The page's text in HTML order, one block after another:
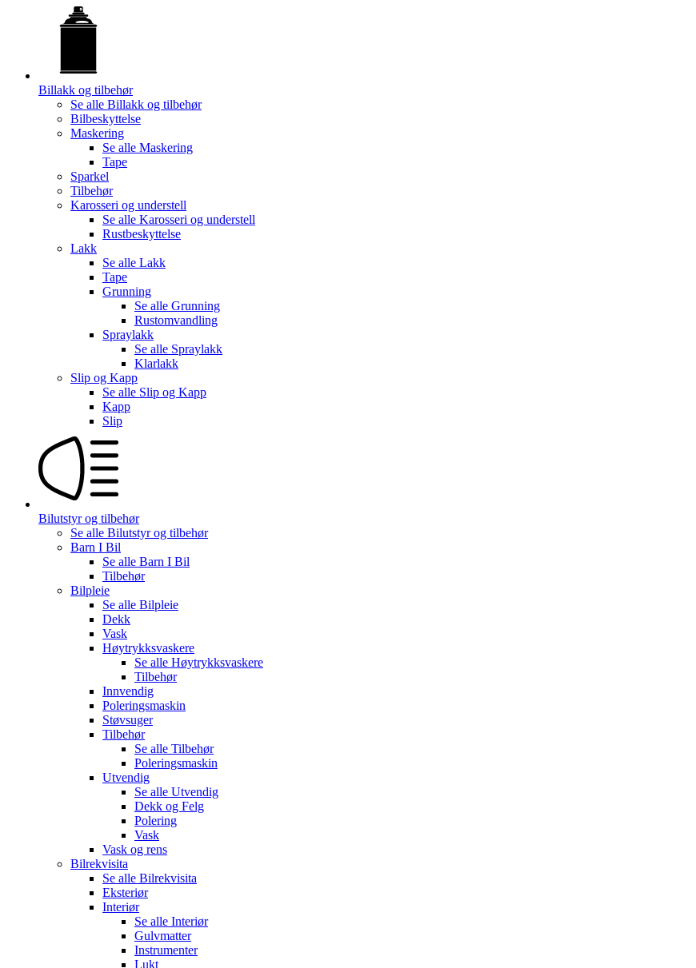
Billakk og tilbehør
Se alle Billakk og tilbehør
Bilbeskyttelse
Maskering
Se alle Maskering
Tape
Sparkel
Tilbehør
Karosseri og understell
Se alle Karosseri og understell
Rustbeskyttelse
Lakk
Se alle Lakk
Tape
Grunning
Se alle Grunning
Rustomvandling
Spraylakk
Se alle Spraylakk
Klarlakk
Slip og Kapp
Se alle Slip og Kapp
Kapp
Slip
Bilutstyr og tilbehør
Se alle Bilutstyr og tilbehør
Barn I Bil
Se alle Barn I Bil
Tilbehør
Bilpleie
Se alle Bilpleie
Dekk
Vask
Høytrykksvaskere
Se alle Høytrykksvaskere
Tilbehør
Innvendig
Poleringsmaskin
Støvsuger
Tilbehør
Se alle Tilbehør
Poleringsmaskin
Utvendig
Se alle Utvendig
Dekk og Felg
Polering
Vask
Vask og rens
Bilrekvisita
Se alle Bilrekvisita
Eksteriør
Interiør
Se alle Interiør
Gulvmatter
Instrumenter
Lukt